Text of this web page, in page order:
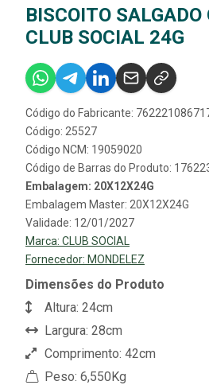
BISCOITO
CLUB SOCIAL 24G
Código do Fabricante:
Código: 25527
Código NCM: 19059020
Código de Barras do Produto:
Embalagem: 20X12X24G
Embalagem Master: 20X12X24G
Validade: 12/01/2027
Marca: CLUB SOCIAL
Fornecedor: MONDELEZ
Dimensões do Produto
Altura: 24cm
Largura: 28cm
Comprimento: 42cm
Peso: 6,550Kg